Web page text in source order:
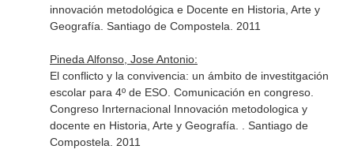
innovación metodológica e Docente en Historia, Arte y
Geografía. Santiago de Compostela. 2011
Pineda Alfonso, Jose Antonio:
El conflicto y la convivencia: un ámbito de investitgación
escolar para 4º de ESO. Comunicación en congreso.
Congreso Inrternacional Innovación metodologica y
docente en Historia, Arte y Geografía. . Santiago de
Compostela. 2011